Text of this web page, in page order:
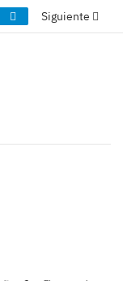
Siguiente